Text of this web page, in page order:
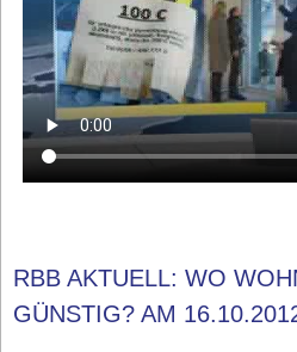
RBB AKTUELL: WO
GÜNSTIG? AM